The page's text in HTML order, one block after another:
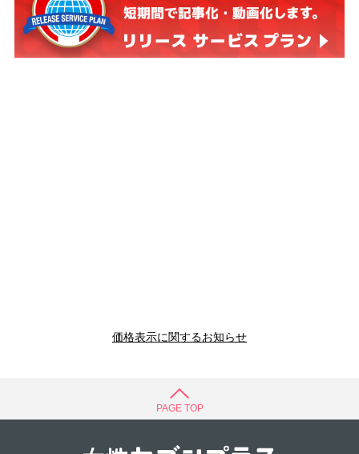
価格表示に関するお知らせ
PAGE TOP